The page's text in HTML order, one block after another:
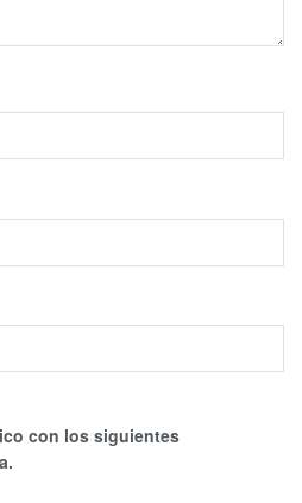
con los siguientes